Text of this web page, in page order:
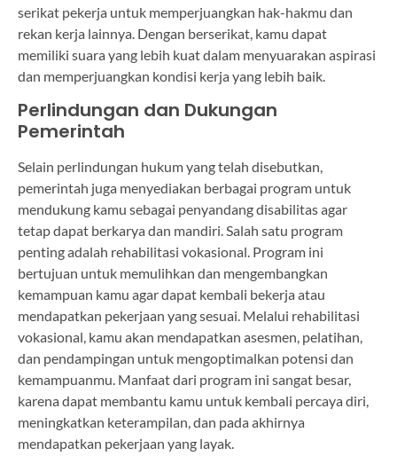
serikat pekerja untuk memperjuangkan hak-hakmu dan
rekan kerja lainnya. Dengan berserikat, kamu dapat
memiliki suara yang lebih kuat dalam menyuarakan aspirasi
dan memperjuangkan kondisi kerja yang lebih baik.
Perlindungan dan Dukungan
Pemerintah
Selain perlindungan hukum yang telah disebutkan,
pemerintah juga menyediakan berbagai program untuk
mendukung kamu sebagai penyandang disabilitas agar
tetap dapat berkarya dan mandiri. Salah satu program
penting adalah rehabilitasi vokasional. Program ini
bertujuan untuk memulihkan dan mengembangkan
kemampuan kamu agar dapat kembali bekerja atau
mendapatkan pekerjaan yang sesuai. Melalui rehabilitasi
vokasional, kamu akan mendapatkan asesmen, pelatihan,
dan pendampingan untuk mengoptimalkan potensi dan
kemampuanmu. Manfaat dari program ini sangat besar,
karena dapat membantu kamu untuk kembali percaya diri,
meningkatkan keterampilan, dan pada akhirnya
mendapatkan pekerjaan yang layak.